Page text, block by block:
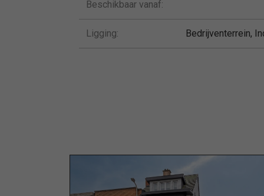
Beschikbaar vanaf:
Ligging: Bedrijventerrein,